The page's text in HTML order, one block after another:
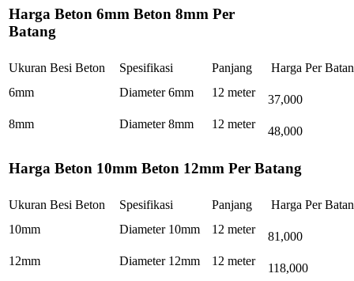
Harga Beton 6mm Beton 8mm Per
Batang
Ukuran Besi Beton Spesifikasi Panjang
Harga Per
6mm
Diameter 6mm 12 meter
37,000
8mm
Diameter 8mm 12 meter
48,000
Harga Beton 10mm Beton 12mm Per Batang
Ukuran Besi Beton Spesifikasi Panjang
Harga Per
10mm
Diameter 10mm 12 meter
81,000
12mm
Diameter 12mm 12 meter
118,000